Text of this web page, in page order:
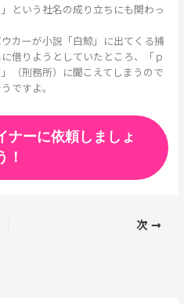
という社名の成り立ちにも関わっ
カーが小説「白鯨」に出てくる捕
借りようとしていたところ、「ｐ
（刑務所）に聞こえてしまうので
ですよ。
ナーに依頼しましょ
！
次